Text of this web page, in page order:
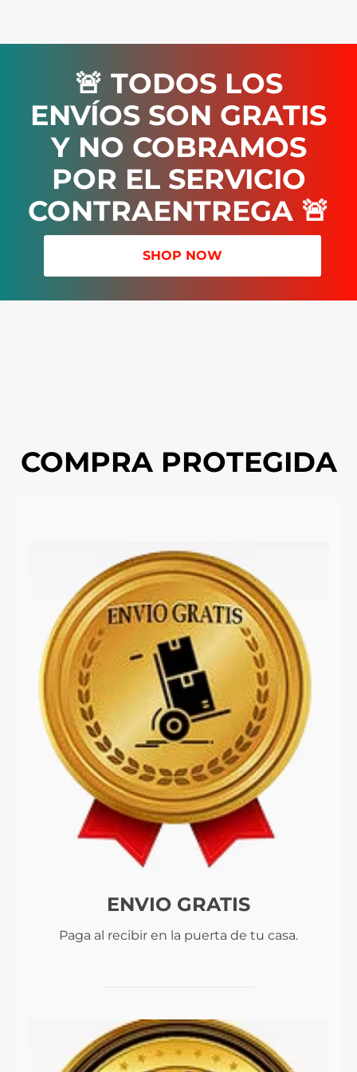
🚨 TODOS LOS
ENVÍOS SON GRATIS
Y NO COBRAMOS
POR EL SERVICIO
CONTRAENTREGA 🚨
SHOP NOW
COMPRA PROTEGIDA
ENVIO GRATIS
Paga al recibir en la puerta de tu casa.